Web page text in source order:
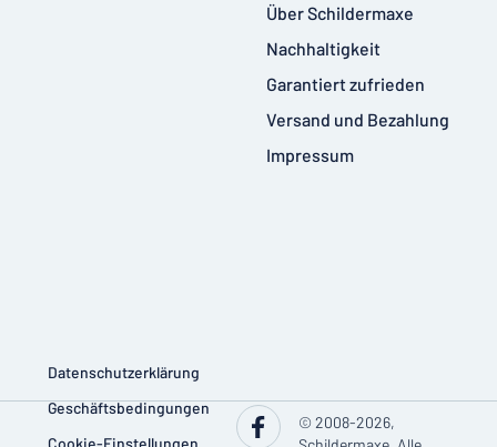
Über Schildermaxe
Nachhaltigkeit
Garantiert zufrieden
Versand und Bezahlung
Impressum
Datenschutzerklärung
Geschäftsbedingungen
Cookie-Einstellungen
© 2008-2026,